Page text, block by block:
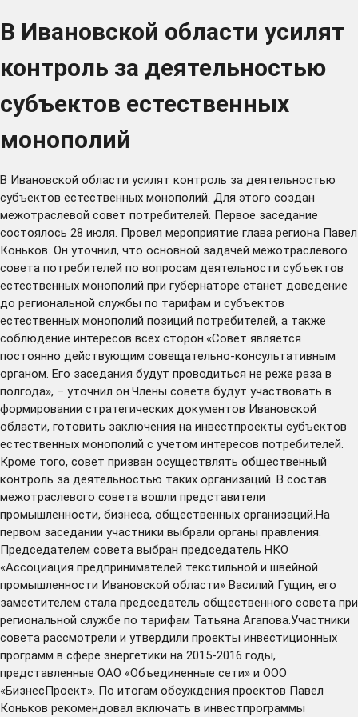
В Ивановской области усилят
контроль за деятельностью
субъектов естественных
монополий
В Ивановской области усилят контроль за деятельностью
субъектов естественных монополий. Для этого создан
межотраслевой совет потребителей. Первое заседание
состоялось 28 июля. Провел мероприятие глава региона Павел
Коньков. Он уточнил, что основной задачей межотраслевого
совета потребителей по вопросам деятельности субъектов
естественных монополий при губернаторе станет доведение
до региональной службы по тарифам и субъектов
естественных монополий позиций потребителей, а также
соблюдение интересов всех сторон.«Совет является
постоянно действующим совещательно-консультативным
органом. Его заседания будут проводиться не реже раза в
полгода», – уточнил он.Члены совета будут участвовать в
формировании стратегических документов Ивановской
области, готовить заключения на инвестпроекты субъектов
естественных монополий с учетом интересов потребителей.
Кроме того, совет призван осуществлять общественный
контроль за деятельностью таких организаций. В состав
межотраслевого совета вошли представители
промышленности, бизнеса, общественных организаций.На
первом заседании участники выбрали органы правления.
Председателем совета выбран председатель НКО
«Ассоциация предпринимателей текстильной и швейной
промышленности Ивановской области» Василий Гущин, его
заместителем стала председатель общественного совета при
региональной службе по тарифам Татьяна Агапова.Участники
совета рассмотрели и утвердили проекты инвестиционных
программ в сфере энергетики на 2015-2016 годы,
представленные ОАО «Объединенные сети» и ООО
«БизнесПроект». По итогам обсуждения проектов Павел
Коньков рекомендовал включать в инвестпрограммы